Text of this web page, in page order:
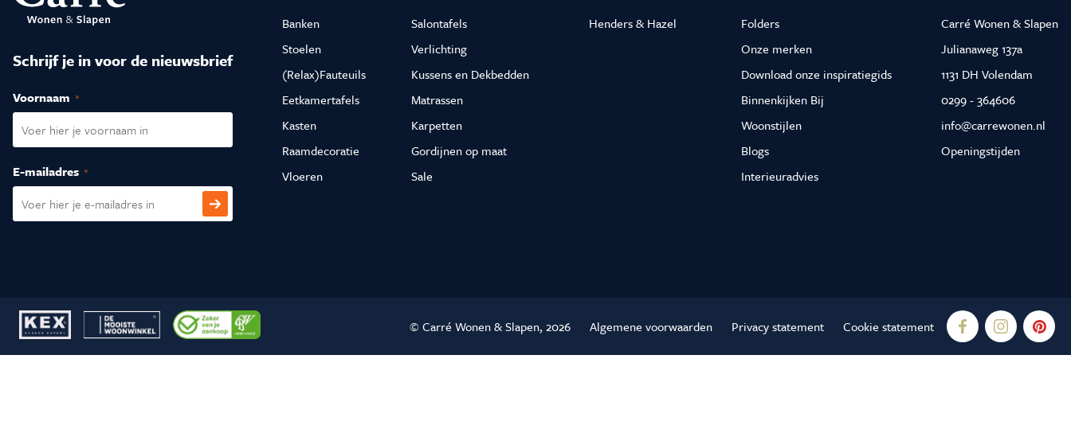
Vloeren
Stalen binnendeuren
Verlichting
Vloeren
Stalen binnendeuren
Verlichting
Schrijf je in voor de nieuwsbrief
Voornaam (Vereist)
E-mailadres (Vereist)
Banken
Stoelen
(Relax)Fauteuils
Eetkamertafels
Kasten
Raamdecoratie
Vloeren
Salontafels
Verlichting
Kussens en Dekbedden
Matrassen
Karpetten
Gordijnen op maat
Sale
Henders & Hazel
Folders
Onze merken
Download onze inspiratiegids
Binnenkijken Bij
Woonstijlen
Blogs
Interieuradvies
Carré Wonen & Slapen
Julianaweg 137a
1131 DH Volendam
0299 - 364606
info@carrewonen.nl
Openingstijden
Algemene voorwaarden Privacy statement Cookie statement
© Carré Wonen & Slapen, 2026